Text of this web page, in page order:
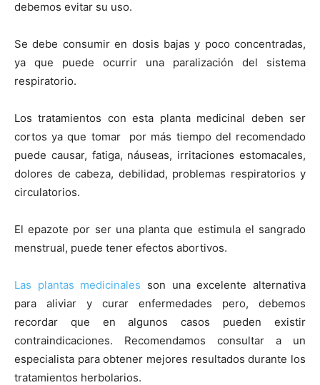
debemos evitar su uso.
Se debe consumir en dosis bajas y poco concentradas,
ya que puede ocurrir una paralización del sistema
respiratorio.
Los tratamientos con esta planta medicinal deben ser
cortos ya que tomar por más tiempo del recomendado
puede causar, fatiga, náuseas, irritaciones estomacales,
dolores de cabeza, debilidad, problemas respiratorios y
circulatorios.
El epazote por ser una planta que estimula el sangrado
menstrual, puede tener efectos abortivos.
Las plantas medicinales son una excelente alternativa
para aliviar y curar enfermedades pero, debemos
recordar que en algunos casos pueden existir
contraindicaciones. Recomendamos consultar a un
especialista para obtener mejores resultados durante los
tratamientos herbolarios.